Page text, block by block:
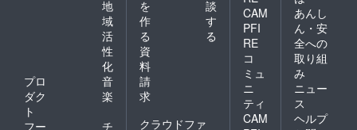
地
域
活
性
化
プロ
ダク
ト
音
楽
フー
チ
を
作
る
談
す
る
資
料
請
求
クラウドファ
CAM
PFI
RE
コ
ミュ
ニ
ティ
CAM
あんし
ん・安
全への
取り組
み
ニュー
ス
ヘルプ